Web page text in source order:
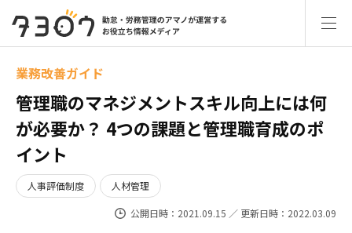
業務改善ガイド
管理職のマネジメントスキル向上には何
が必要か？ 4つの課題と管理職育成のポ
イント
人事評価制度 人材管理
公開日時：2021.09.15 ／ 更新日時：2022.03.09